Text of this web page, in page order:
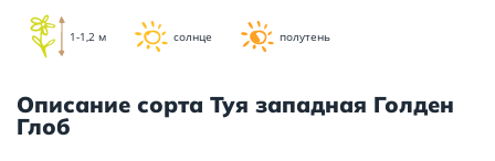
1-1,2 м солнце полутень
Описание сорта Туя западная Голден
Глоб